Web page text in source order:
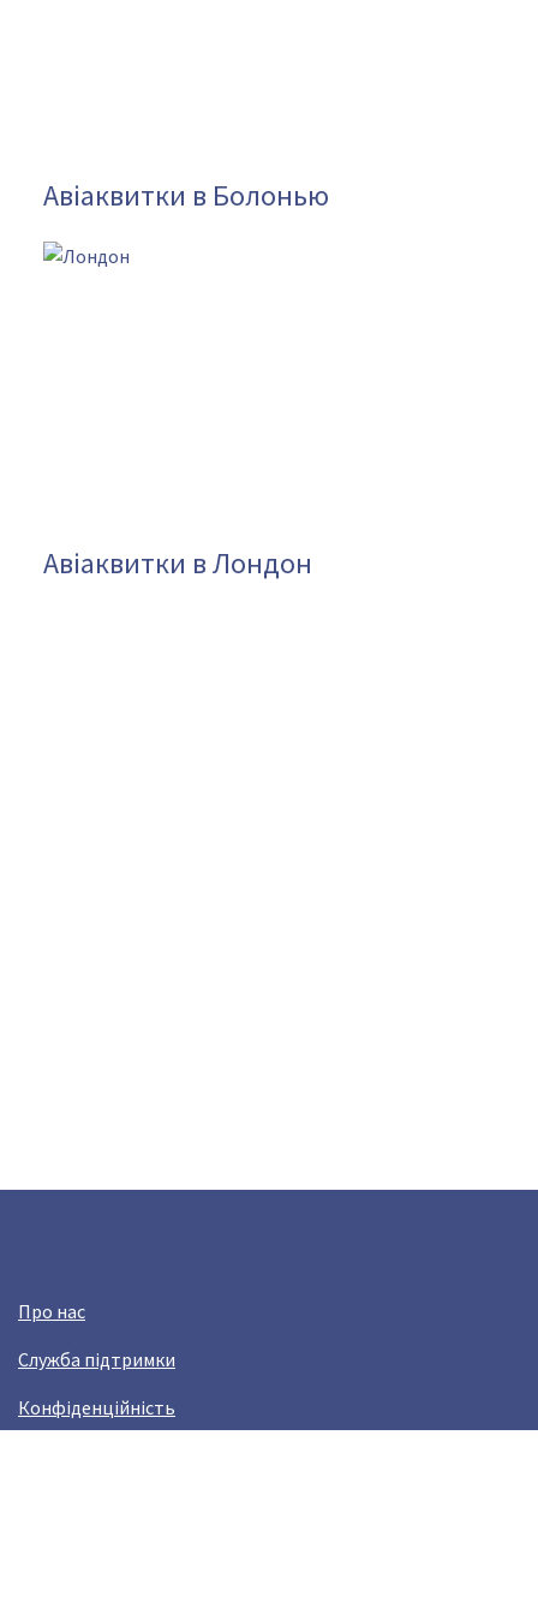
Авіаквитки в Болонью
Авіаквитки в Лондон
Про нас
Служба підтримки
Конфіденційність